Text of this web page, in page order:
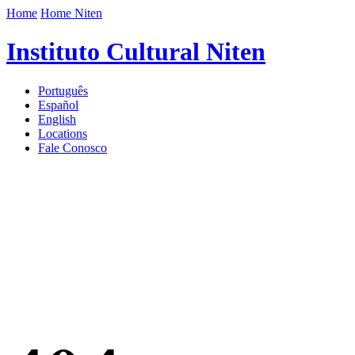
Home Home Niten
Instituto Cultural Niten
Português
Español
English
Locations
Fale Conosco